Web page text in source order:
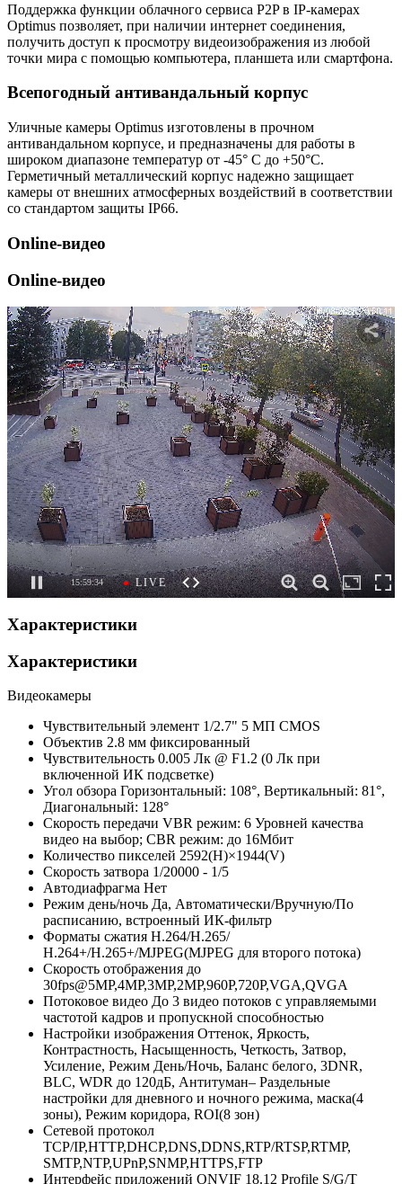
Поддержка функции облачного сервиса P2P в IP-камерах
Optimus позволяет, при наличии интернет соединения,
получить доступ к просмотру видеоизображения из любой
точки мира с помощью компьютера, планшета или смартфона.
Всепогодный антивандальный корпус
Уличные камеры Optimus изготовлены в прочном
антивандальном корпусе, и предназначены для работы в
широком диапазоне температур от -45° C до +50°C.
Герметичный металлический корпус надежно защищает
камеры от внешних атмосферных воздействий в соответствии
со стандартом защиты IP66.
Online-видео
Online-видео
Характеристики
Характеристики
Видеокамеры
Чувствительный элемент 1/2.7" 5 МП CMOS
Объектив 2.8 мм фиксированный
Чувствительность 0.005 Лк @ F1.2 (0 Лк при
включенной ИК подсветке)
Угол обзора Горизонтальный: 108°, Вертикальный: 81°,
Диагональный: 128°
Скорость передачи VBR режим: 6 Уровней качества
видео на выбор; CBR режим: до 16Мбит
Количество пикселей 2592(H)×1944(V)
Скорость затвора 1/20000 - 1/5
Автодиафрагма Нет
Режим день/ночь Да, Автоматически/Вручную/По
расписанию, встроенный ИК-фильтр
Форматы сжатия Н.264/H.265/
Н.264+/H.265+/MJPEG(MJPEG для второго потока)
Скорость отображения до
30fps@5MP,4MP,3MP,2MP,960P,720P,VGA,QVGA
Потоковое видео До 3 видео потоков с управляемыми
частотой кадров и пропускной способностью
Настройки изображения Оттенок, Яркость,
Контрастность, Насыщенность, Четкость, Затвор,
Усиление, Режим День/Ночь, Баланс белого, 3DNR,
BLC, WDR до 120дБ, Антитуман– Раздельные
настройки для дневного и ночного режима, маска(4
зоны), Режим коридора, ROI(8 зон)
Сетевой протокол
TCP/IP,HTTP,DHCP,DNS,DDNS,RTP/RTSP,RTMP,
SMTP,NTP,UPnP,SNMP,HTTPS,FTP
Интерфейс приложений ONVIF 18.12 Profile S/G/T